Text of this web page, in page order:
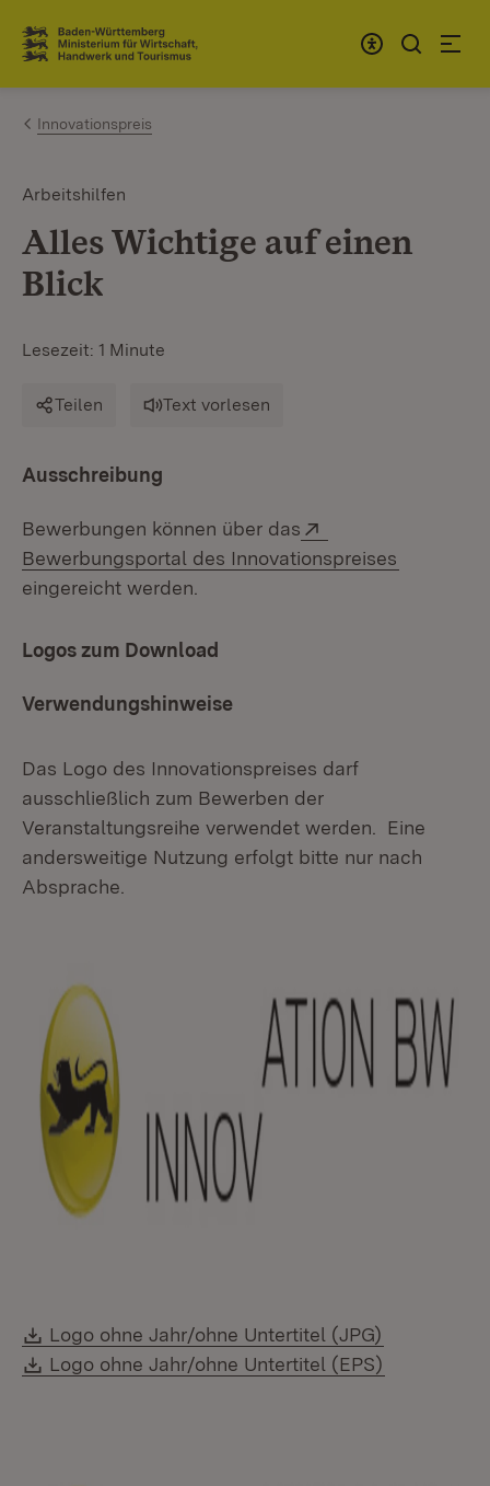
Zum Inhalt springen
Link zur Startseite
Innovationspreis
Arbeitshilfen
Alles Wichtige auf einen
Blick
Lesezeit: 1 Minute
Teilen Text vorlesen
Ausschreibung
Bewerbungen können über das
Bewerbungsportal des Innovationspreises
eingereicht werden.
Logos zum Download
Verwendungshinweise
Das Logo des Innovationspreises darf
ausschließlich zum Bewerben der
Veranstaltungsreihe verwendet werden. Eine
andersweitige Nutzung erfolgt bitte nur nach
Absprache.
Download:
Logo ohne Jahr/ohne Untertitel (JPG)
Download:
Logo ohne Jahr/ohne Untertitel (EPS)